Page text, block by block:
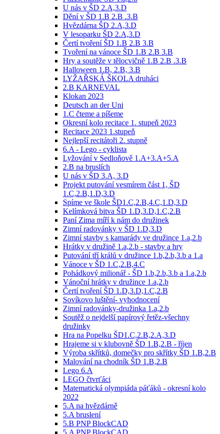
U nás v ŠD 2.A,3.D
Dění v ŠD 1.B 2.B .3.B
Hvězdárna ŠD 2.A,3.D
V lesoparku ŠD 2.A,3.D
Čertí tvoření ŠD 1.B 2.B 3.B
Tvoření na vánoce ŠD 1.B 2.B 3.B
Hry a soutěže v tělocvičně 1.B 2.B .3.B
Halloween 1.B, 2.B, 3.B
LYŽAŘSKÁ ŠKOLA druháci
2.B KARNEVAL
Klokan 2023
Deutsch an der Uni
1.C čteme a píšeme
Okresní kolo recitace 1. stupeň 2023
Recitace 2023 1.stupeň
Nejlepší recitátoři 2. stupně
6.A - Lego - cyklista
Lyžování v Sedloňově 1.A+3.A+5.A
2.B na bruslích
U nás v ŠD 3.A, 3.D
Projekt putování vesmírem část 1, ŠD
1.C,2.B,1.D,3.D
Spíme ve škole ŠD1.C,2.B,4.C,1.D,3.D
Kelímková bitva ŠD 1.D,3.D,1.C,2.B
Paní Zima míří k nám do družinek
Zimní radovánky v ŠD 1.D,3.D
Zimní stavby s kamarády ve družince 1.a,2.b
Hrátky v družině 1.a,2.b - stavby a hry
Putování tří králů v družince 1.b,2.b,3.b a 1.a
Vánoce v ŠD 1.C,2.B,4.C
Pohádkový milionář - ŠD 1.b,2.b,3.b a 1.a,2.b
Vánoční hrátky v družince 1.a,2.b
Čertí tvoření ŠD 1.D,3.D,1.C,2.B
Sovíkovo luštění- vyhodnocení
Zimní radovánky-družinka 1.a,2.b
Soutěž o nejdelší papírový řetěz-všechny
družinky
Hra na Popelku ŠD1.C,2.B,2.A,3.D
Hrajeme si v klubovně ŠD 1.B,2.B - říjen
Výroba skřítků, domečky pro skřítky ŠD 1.B,2.B
Malování na chodník ŠD 1.B,2.B
Lego 6.A
LEGO čtvrťáci
Matematická olympiáda páťáků - okresní kolo
2022
5.A na hvězdárně
5.A bruslení
5.B PNP BlockCAD